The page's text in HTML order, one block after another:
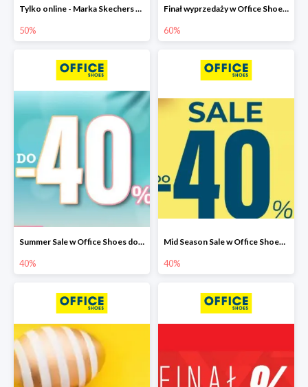
Tylko online - Marka Skechers w Office Shoes do -50%
50%
Finał wyprzedaży w Office Shoes do -60%
60%
Summer Sale w Office Shoes do -40%
40%
Mid Season Sale w Office Shoes do -40%
40%